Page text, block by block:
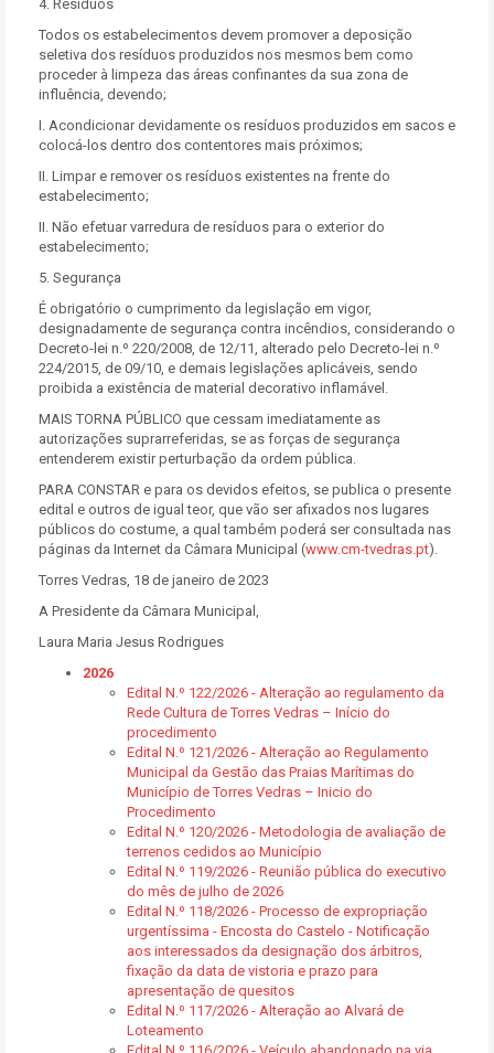
4. Resíduos
Todos os estabelecimentos devem promover a deposição
seletiva dos resíduos produzidos nos mesmos bem como
proceder à limpeza das áreas confinantes da sua zona de
influência, devendo;
I. Acondicionar devidamente os resíduos produzidos em sacos e
colocá-los dentro dos contentores mais próximos;
II. Limpar e remover os resíduos existentes na frente do
estabelecimento;
II. Não efetuar varredura de resíduos para o exterior do
estabelecimento;
5. Segurança
É obrigatório o cumprimento da legislação em vigor,
designadamente de segurança contra incêndios, considerando o
Decreto-lei n.º 220/2008, de 12/11, alterado pelo Decreto-lei n.º
224/2015, de 09/10, e demais legislações aplicáveis, sendo
proibida a existência de material decorativo inflamável.
MAIS TORNA PÚBLICO que cessam imediatamente as
autorizações suprarreferidas, se as forças de segurança
entenderem existir perturbação da ordem pública.
PARA CONSTAR e para os devidos efeitos, se publica o presente
edital e outros de igual teor, que vão ser afixados nos lugares
públicos do costume, a qual também poderá ser consultada nas
páginas da Internet da Câmara Municipal (www.cm-tvedras.pt).
Torres Vedras, 18 de janeiro de 2023
A Presidente da Câmara Municipal,
Laura Maria Jesus Rodrigues
2026
Edital N.º 122/2026 - Alteração ao regulamento da
Rede Cultura de Torres Vedras – Início do
procedimento
Edital N.º 121/2026 - Alteração ao Regulamento
Municipal da Gestão das Praias Marítimas do
Município de Torres Vedras – Inicio do
Procedimento
Edital N.º 120/2026 - Metodologia de avaliação de
terrenos cedidos ao Município
Edital N.º 119/2026 - Reunião pública do executivo
do mês de julho de 2026
Edital N.º 118/2026 - Processo de expropriação
urgentíssima - Encosta do Castelo - Notificação
aos interessados da designação dos árbitros,
fixação da data de vistoria e prazo para
apresentação de quesitos
Edital N.º 117/2026 - Alteração ao Alvará de
Loteamento